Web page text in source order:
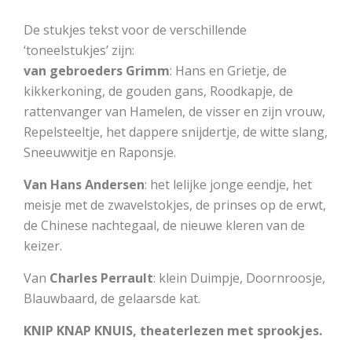
De stukjes tekst voor de verschillende
‘toneelstukjes’ zijn:
van gebroeders Grimm: Hans en Grietje, de
kikkerkoning, de gouden gans, Roodkapje, de
rattenvanger van Hamelen, de visser en zijn vrouw,
Repelsteeltje, het dappere snijdertje, de witte slang,
Sneeuwwitje en Raponsje.
Van Hans Andersen: het lelijke jonge eendje, het
meisje met de zwavelstokjes, de prinses op de erwt,
de Chinese nachtegaal, de nieuwe kleren van de
keizer.
Van Charles Perrault: klein Duimpje, Doornroosje,
Blauwbaard, de gelaarsde kat.
KNIP KNAP KNUIS, theaterlezen met sprookjes.